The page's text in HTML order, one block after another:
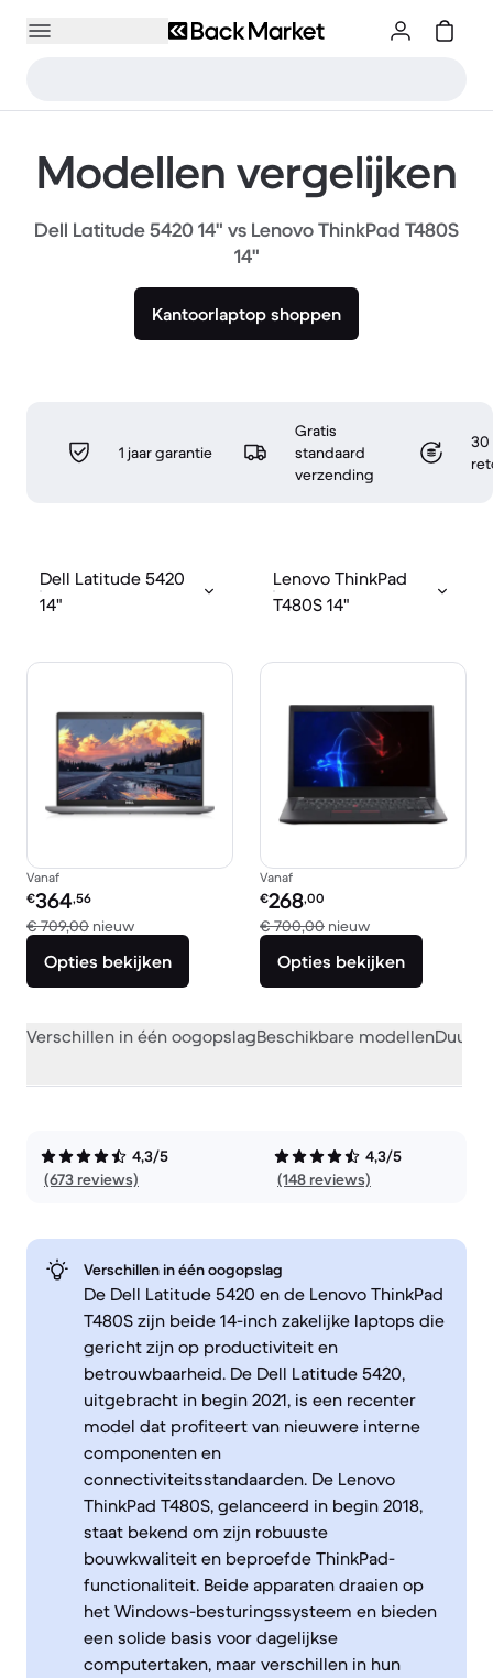
Modellen vergelijken
Dell Latitude 5420 14" vs Lenovo ThinkPad T480S
14"
Kantoorlaptop shoppen
1 jaar garantie
Gratis
standaard
verzending
30
Dell Latitude 5420
14"
Lenovo ThinkPad
T480S 14"
Vanaf
Refurbished prijs:
€364,56
€ 709,00 nieuwVergeleken met € 709,00 nieuw
Opties bekijken
Vanaf
Refurbished prijs:
€268,00
€ 700,00 nieuwVergeleken met
Opties bekijken
Verschillen in één oogopslagBeschikbare modellen
4,3/5
(673 reviews)
4,3/5
(148 reviews)
Verschillen in één oogopslag
De Dell Latitude 5420 en de Lenovo ThinkPad
T480S zijn beide 14-inch zakelijke laptops die
gericht zijn op productiviteit en
betrouwbaarheid. De Dell Latitude 5420,
uitgebracht in begin 2021, is een recenter
model dat profiteert van nieuwere interne
componenten en
connectiviteitsstandaarden. De Lenovo
ThinkPad T480S, gelanceerd in begin 2018,
staat bekend om zijn robuuste
bouwkwaliteit en beproefde ThinkPad-
functionaliteit. Beide apparaten draaien op
het Windows-besturingssysteem en bieden
een solide basis voor dagelijkse
computertaken, maar verschillen in hun